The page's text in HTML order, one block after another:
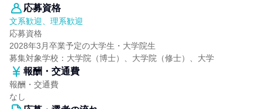
応募資格
文系歓迎、理系歓迎
応募資格
2028年3月卒業予定の大学生・大学院生
募集対象学校：大学院（博士）、大学院（修士）、大学
報酬・交通費
報酬・交通費
なし